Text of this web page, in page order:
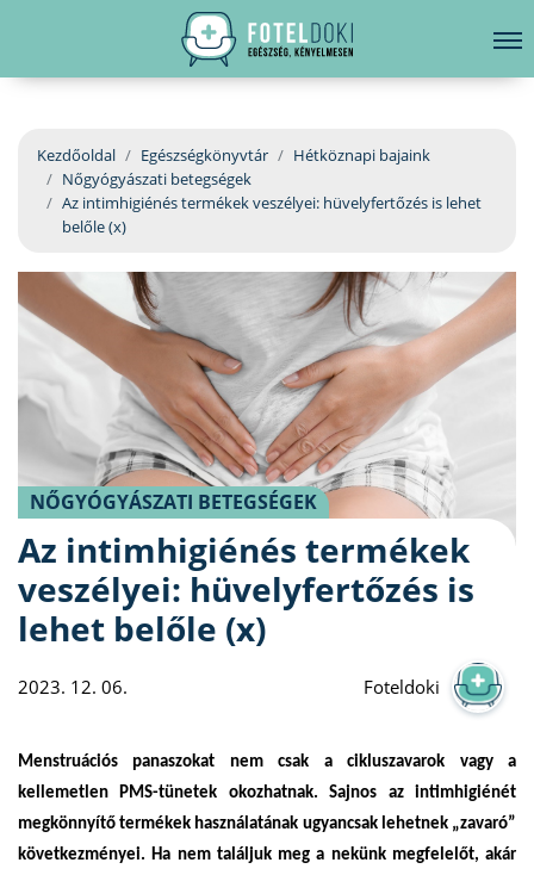
EGÉSZSÉGKÖNYVTÁR
BETEGSÉGKALAUZ
ORVOS VÁLASZOL
ORVOSKERESŐ
hirdetés
Kezdőoldal Egészségkönyvtár
Hétköznapi bajaink
Nőgyógyászati betegségek
Az intimhigiénés termékek veszélyei: hüvelyfertőzés is lehet
belőle (x)
NŐGYÓGYÁSZATI BETEGSÉGEK
Az intimhigiénés termékek
veszélyei: hüvelyfertőzés is
lehet belőle (x)
2023. 12. 06. Foteldoki
Menstruációs panaszokat nem csak a cikluszavarok vagy a
kellemetlen PMS-tünetek okozhatnak. Sajnos az intimhigiénét
megkönnyítő termékek használatának ugyancsak lehetnek „zavaró”
következményei. Ha nem találjuk meg a nekünk megfelelőt, akár